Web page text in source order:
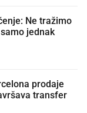
Ne tražimo
jednak
prodaje
transfer